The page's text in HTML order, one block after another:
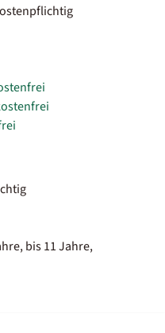
bis 11 Jahre,